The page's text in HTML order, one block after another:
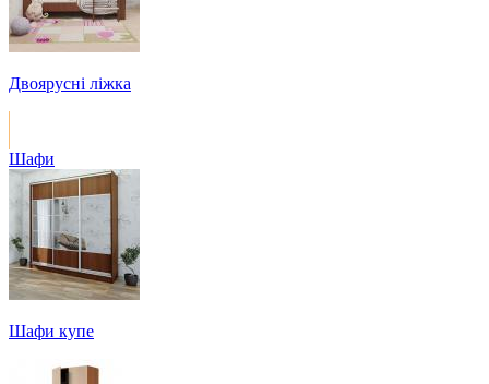
Двоярусні ліжка
Шафи
Шафи купе